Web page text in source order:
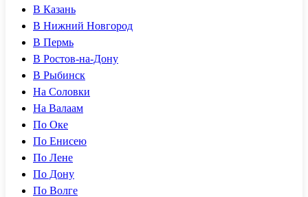
В Казань
В Нижний Новгород
В Пермь
В Ростов-на-Дону
В Рыбинск
На Соловки
На Валаам
По Оке
По Енисею
По Лене
По Дону
По Волге